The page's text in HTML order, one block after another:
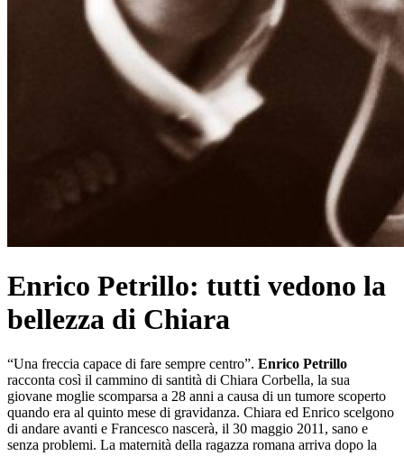
Enrico Petrillo: tutti vedono la
bellezza di Chiara
“Una freccia capace di fare sempre centro”. Enrico Petrillo
racconta così il cammino di santità di Chiara Corbella, la sua
giovane moglie scomparsa a 28 anni a causa di un tumore scoperto
quando era al quinto mese di gravidanza. Chiara ed Enrico scelgono
di andare avanti e Francesco nascerà, il 30 maggio 2011, sano e
senza problemi. La maternità della ragazza romana arriva dopo la